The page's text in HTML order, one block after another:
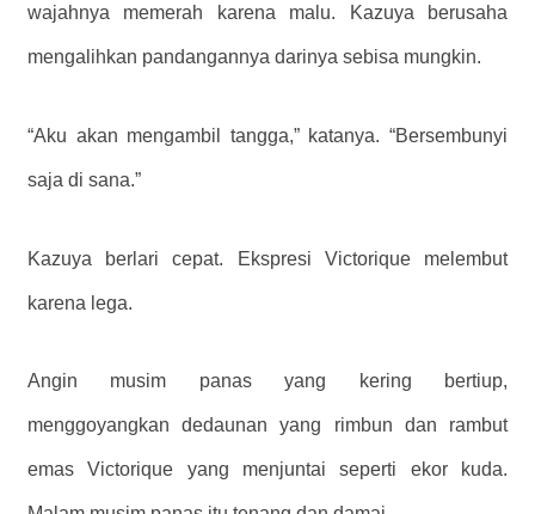
wajahnya memerah karena malu. Kazuya berusaha
mengalihkan pandangannya darinya sebisa mungkin.
“Aku akan mengambil tangga,” katanya. “Bersembunyi
saja di sana.”
Kazuya berlari cepat. Ekspresi Victorique melembut
karena lega.
Angin musim panas yang kering bertiup,
menggoyangkan dedaunan yang rimbun dan rambut
emas Victorique yang menjuntai seperti ekor kuda.